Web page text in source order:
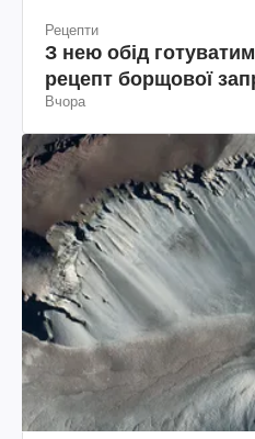
Рецепти
З нею обід
рецепт борщової
Вчора